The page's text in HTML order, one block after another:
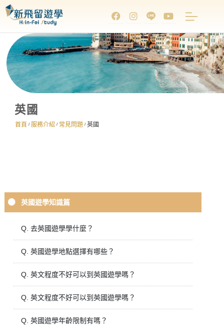
英國
首頁 / 服務介紹 / 常見問題 / 英國
英國遊學知識篇
Q. 去英國遊學學什麼？
Q. 英國遊學地點選擇有哪些？
Q. 英文程度不好可以到英國遊學嗎？
Q. 英文程度不好可以到英國遊學嗎？
Q. 英國遊學年齡限制有嗎？